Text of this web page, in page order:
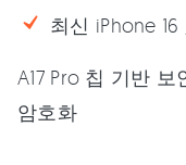
최신 iPhone 16
A17 Pro 칩 기반
암호화